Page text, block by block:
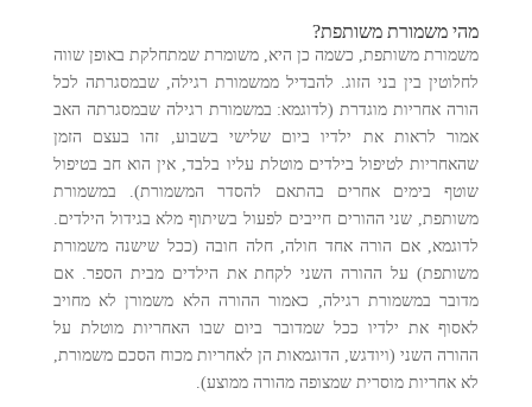
מהי משמורת משותפת?
משמורת משותפת, כשמה כן היא, משומרת שמתחלקת באופן שווה
לחלוטין בין בני הזוג. להבדיל ממשמורת רגילה, שבמסגרתה לכל
הורה אחריות מוגדרת (לדוגמא: במשמורת רגילה שבמסגרתה האב
אמור לראות את ילדיו ביום שלישי בשבוע, זהו בעצם הזמן
שהאחריות לטיפול בילדים מוטלת עליו בלבד, אין הוא חב בטיפול
שוטף בימים אחרים בהתאם להסדר המשמורת). במשמורת
משותפת, שני ההורים חייבים לפעול בשיתוף מלא בגידול הילדים.
לדוגמא, אם הורה אחד חולה, חלה חובה (ככל שישנה משמורת
משותפת) על ההורה השני לקחת את הילדים מבית הספר. אם
מדובר במשמורת רגילה, כאמור ההורה הלא משמורן לא מחויב
לאסוף את ילדיו ככל שמדובר ביום שבו האחריות מוטלת על
ההורה השני (ויודגש, הדוגמאות הן לאחריות מכוח הסכם משמורת,
לא אחריות מוסרית שמצופה מהורה ממוצע).